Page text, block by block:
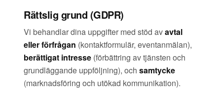
Rättslig grund (GDPR)
Vi behandlar dina uppgifter med stöd avavtal
eller förfrågan (kontaktformulär, eventanmälan),
berättigat intresse (förbättring av tjänsten och
grundläggande uppföljning), och samtycke
(marknadsföring och utökad kommunikation).